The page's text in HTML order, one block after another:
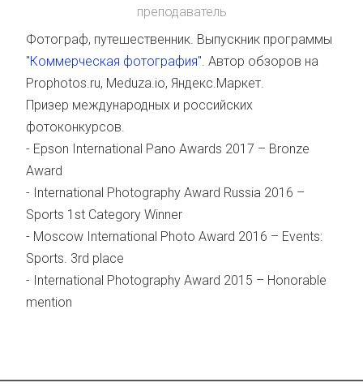
преподаватель
Фотограф, путешественник. Выпускник программы
"Коммерческая фотография" . Автор обзоров на
Prophotos.ru, Meduza.io, Яндекс.Маркет.
Призер международных и российских
фотоконкурсов.
- Epson International Pano Awards 2017 – Bronze
Award
- International Photography Award Russia 2016 –
Sports 1st Category Winner
- Moscow International Photo Award 2016 – Events:
Sports. 3rd place
- International Photography Award 2015 – Honorable
mention